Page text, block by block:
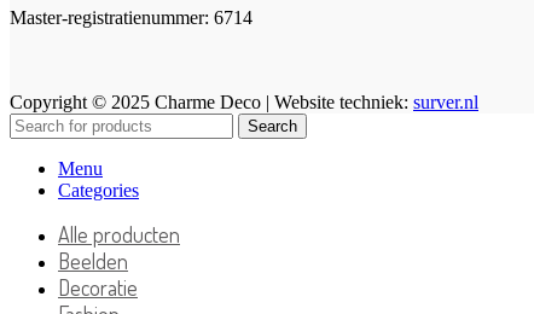
Master-registratienummer: 6714
Copyright © 2025 Charme Deco | Website techniek: surver.nl
Search
Menu
Categories
Alle producten
Beelden
Decoratie